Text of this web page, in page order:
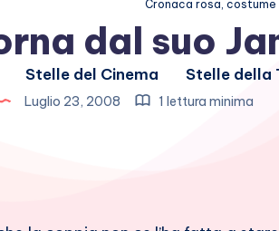
Cronaca rosa,
Stelle del Cinema Stelle della
dal suo
Luglio 23, 2008 1 lettura minima